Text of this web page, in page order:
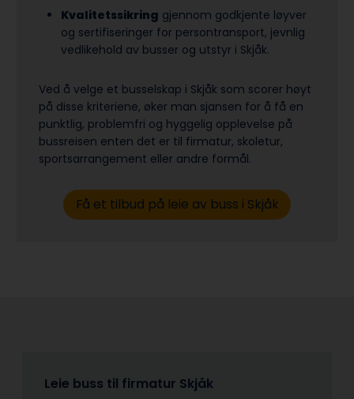
Kvalitetssikring gjennom godkjente løyver
og sertifiseringer for persontransport, jevnlig
vedlikehold av busser og utstyr i Skjåk.
Ved å velge et busselskap i Skjåk som scorer høyt
på disse kriteriene, øker man sjansen for å få en
punktlig, problemfri og hyggelig opplevelse på
bussreisen enten det er til firmatur, skoletur,
sports­arrangement eller andre formål.
Få et tilbud på leie av buss i Skjåk
Leie buss til firmatur Skjåk